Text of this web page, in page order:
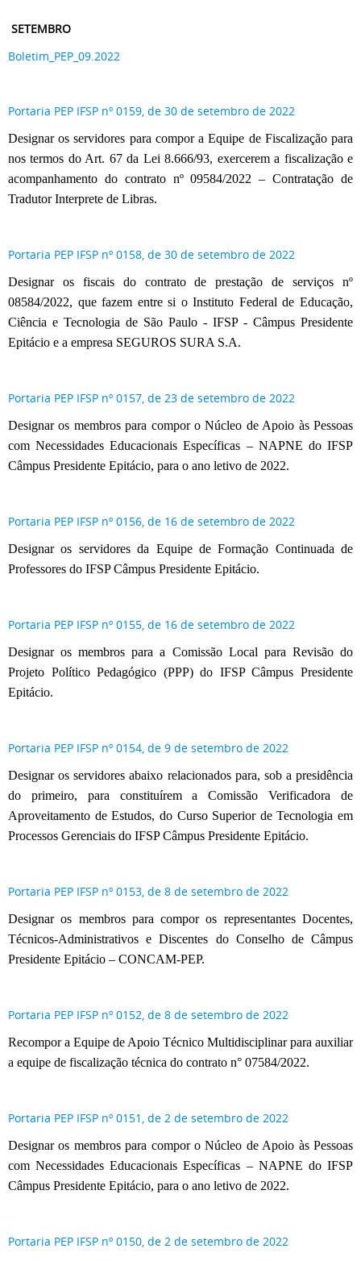
SETEMBRO
Boletim_PEP_09.2022
Portaria PEP IFSP nº 0159, de 30 de setembro de 2022
Designar os servidores para compor a Equipe de Fiscalização para
nos termos do Art. 67 da Lei 8.666/93, exercerem a fiscalização e
acompanhamento do contrato nº 09584/2022 – Contratação de
Tradutor Interprete de Libras.
Portaria PEP IFSP nº 0158, de 30 de setembro de 2022
Designar os fiscais do contrato de prestação de serviços nº
08584/2022, que fazem entre si o Instituto Federal de Educação,
Ciência e Tecnologia de São Paulo - IFSP - Câmpus Presidente
Epitácio e a empresa SEGUROS SURA S.A.
Portaria PEP IFSP nº 0157, de 23 de setembro de 2022
Designar os membros para compor o Núcleo de Apoio às Pessoas
com Necessidades Educacionais Específicas – NAPNE do IFSP
Câmpus Presidente Epitácio, para o ano letivo de 2022.
Portaria PEP IFSP nº 0156, de 16 de setembro de 2022
Designar os servidores da Equipe de Formação Continuada de
Professores do IFSP Câmpus Presidente Epitácio.
Portaria PEP IFSP nº 0155, de 16 de setembro de 2022
Designar os membros para a Comissão Local para Revisão do
Projeto Político Pedagógico (PPP) do IFSP Câmpus Presidente
Epitácio.
Portaria PEP IFSP nº 0154, de 9 de setembro de 2022
Designar os servidores abaixo relacionados para, sob a presidência
do primeiro, para constituírem a Comissão Verificadora de
Aproveitamento de Estudos, do Curso Superior de Tecnologia em
Processos Gerenciais do IFSP Câmpus Presidente Epitácio.
Portaria PEP IFSP nº 0153, de 8 de setembro de 2022
Designar os membros para compor os representantes Docentes,
Técnicos-Administrativos e Discentes do Conselho de Câmpus
Presidente Epitácio – CONCAM-PEP.
Portaria PEP IFSP nº 0152, de 8 de setembro de 2022
Recompor a Equipe de Apoio Técnico Multidisciplinar para auxiliar
a equipe de fiscalização técnica do contrato n° 07584/2022.
Portaria PEP IFSP nº 0151, de 2 de setembro de 2022
Designar os membros para compor o Núcleo de Apoio às Pessoas
com Necessidades Educacionais Específicas – NAPNE do IFSP
Câmpus Presidente Epitácio, para o ano letivo de 2022.
Portaria PEP IFSP nº 0150, de 2 de setembro de 2022